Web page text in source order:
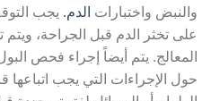
والنبض واختبارات الدم. يجب
على تخثر الدم قبل الجراحة،
المعالج. يتم أيضاً إجراء فحص
حول الإجراءات التي يجب اتباعها